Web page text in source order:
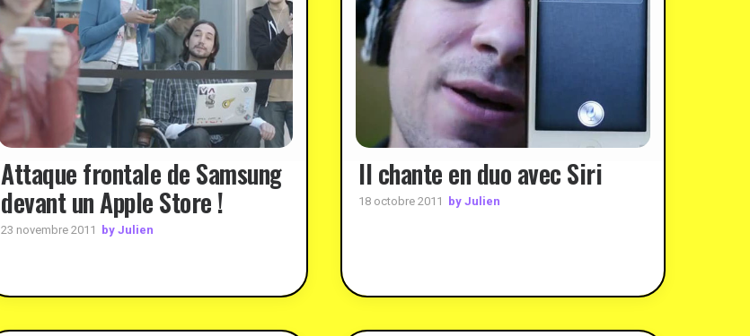
Attaque frontale de Samsung
devant un Apple Store !
23 novembre 2011 by Julien
Il chante en duo avec Siri
18 octobre 2011 by Julien